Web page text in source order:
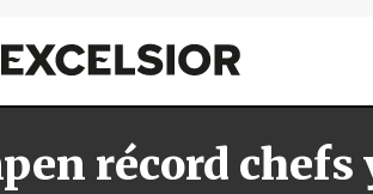
E
x
e
s
i
récord chefs